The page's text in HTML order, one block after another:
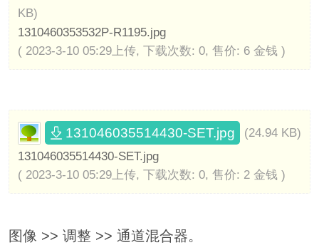
KB)
1310460353532P-R1195.jpg
( 2023-3-10 05:29上传, 下载次数: 0, 售价: 6 金钱 )
131046035514430-SET.jpg
(24.94 KB)
131046035514430-SET.jpg
( 2023-3-10 05:29上传, 下载次数: 0, 售价: 2 金钱 )
图像 >> 调整 >> 通道混合器。